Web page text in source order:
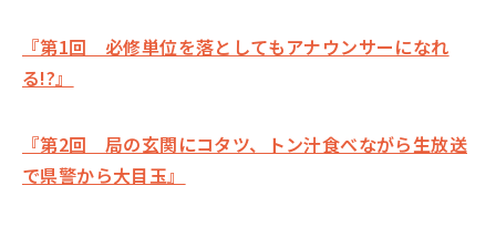
『第1回 必修単位を落としてもアナウンサーになれ
る!?』
『第2回 局の玄関にコタツ、トン汁食べながら生放送
で県警から大目玉』